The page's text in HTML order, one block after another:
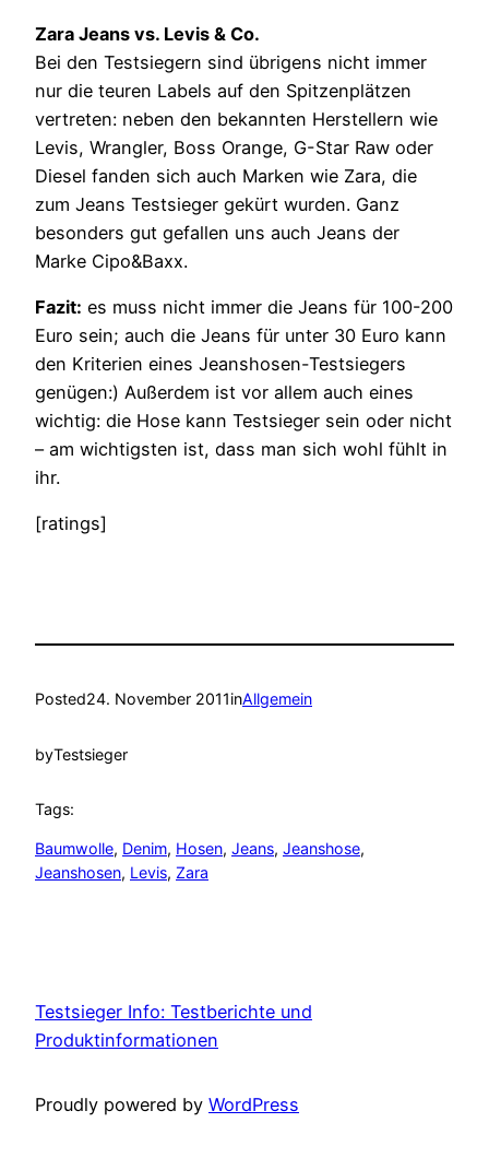
Zara Jeans vs. Levis & Co.
Bei den Testsiegern sind übrigens nicht immer
nur die teuren Labels auf den Spitzenplätzen
vertreten: neben den bekannten Herstellern wie
Levis, Wrangler, Boss Orange, G-Star Raw oder
Diesel fanden sich auch Marken wie Zara, die
zum Jeans Testsieger gekürt wurden. Ganz
besonders gut gefallen uns auch Jeans der
Marke Cipo&Baxx.
Fazit: es muss nicht immer die Jeans für 100-200
Euro sein; auch die Jeans für unter 30 Euro kann
den Kriterien eines Jeanshosen-Testsiegers
genügen:) Außerdem ist vor allem auch eines
wichtig: die Hose kann Testsieger sein oder nicht
– am wichtigsten ist, dass man sich wohl fühlt in
ihr.
[ratings]
Posted24. November 2011inAllgemein
byTestsieger
Tags:
Baumwolle, Denim, Hosen, Jeans, Jeanshose
Jeanshosen, Levis, Zara
Testsieger Info: Testberichte und
Produktinformationen
Proudly powered by WordPress